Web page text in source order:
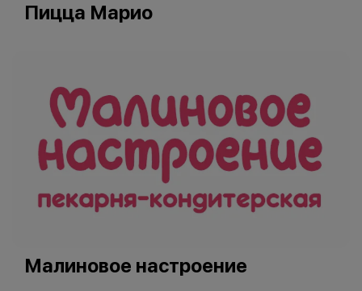
Пицца Марио
Малиновое настроение